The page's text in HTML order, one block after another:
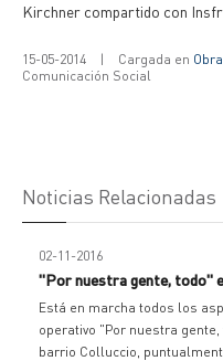
Kirchner compartido con
15-05-2014 | Cargada en
Comunicación Social
Noticias Relacionadas
02-11-2016
"Por nuestra gente, todo"
Está en marcha todos los
operativo "Por nuestra
barrio Colluccio,